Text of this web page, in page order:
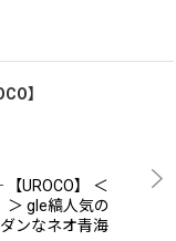
】
UROCO】 ＜
＞ gle縞人気の
ンなネオ青海